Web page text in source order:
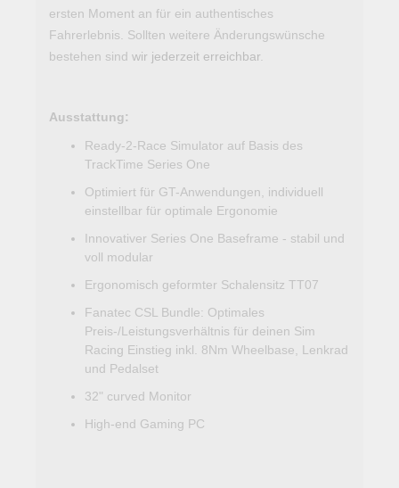
ersten Moment an für ein authentisches
Fahrerlebnis. Sollten weitere Änderungswünsche
bestehen sind wir jederzeit erreichbar
Ausstattung:
Ready-2-Race Simulator auf Basis des
TrackTime Series One
Optimiert für GT-Anwendungen, individuell
einstellbar für optimale Ergonomie
Innovativer Series One Baseframe - stabil und
voll modular
Ergonomisch geformter Schalensitz TT07
Fanatec CSL Bundle: Optimales
Preis-/Leistungsverhältnis für deinen Sim
Racing Einstieg inkl. 8Nm Wheelbase, Lenkrad
und Pedalset
32" curved Monitor
High-end Gaming PC